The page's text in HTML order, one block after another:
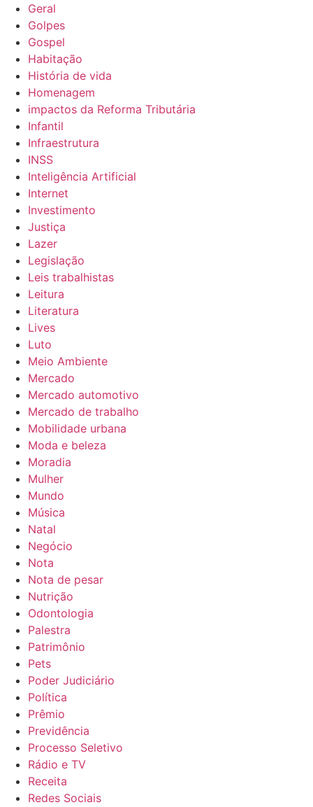
Geral
Golpes
Gospel
Habitação
História de vida
Homenagem
impactos da Reforma Tributária
Infantil
Infraestrutura
INSS
Inteligência Artificial
Internet
Investimento
Justiça
Lazer
Legislação
Leis trabalhistas
Leitura
Literatura
Lives
Luto
Meio Ambiente
Mercado
Mercado automotivo
Mercado de trabalho
Mobilidade urbana
Moda e beleza
Moradia
Mulher
Mundo
Música
Natal
Negócio
Nota
Nota de pesar
Nutrição
Odontologia
Palestra
Patrimônio
Pets
Poder Judiciário
Política
Prêmio
Previdência
Processo Seletivo
Rádio e TV
Receita
Redes Sociais